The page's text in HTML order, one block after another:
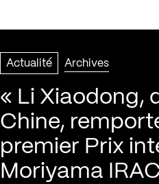
Actualité Archives
« Li Xiaodong,
Chine,
premier Prix
Moriyama